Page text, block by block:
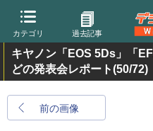
カテゴリ 過去記事
キヤノン「EOS 5Ds」「
どの発表会レポート(50/72)
前の画像